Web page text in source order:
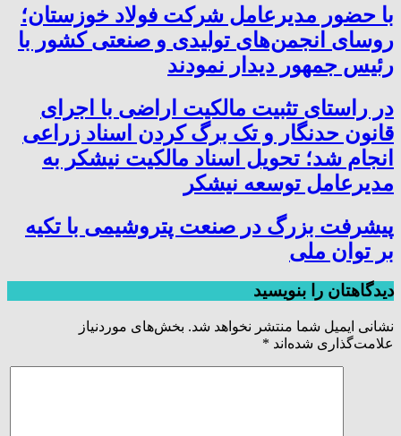
با حضور مدیرعامل شرکت فولاد خوزستان؛
روسای انجمن‌های تولیدی و صنعتی کشور با
رئیس جمهور دیدار نمودند
در راستای تثبیت مالکیت اراضی با اجرای
قانون حدنگار و تک برگ کردن اسناد زراعی
انجام شد؛ تحویل اسناد مالکیت نیشکر به
مدیرعامل توسعه نیشکر
پیشرفت بزرگ در صنعت پتروشیمی با تکیه
بر توان ملی
دیدگاهتان را بنویسید
نشانی ایمیل شما منتشر نخواهد شد. بخش‌های موردنیاز
علامت‌گذاری شده‌اند *